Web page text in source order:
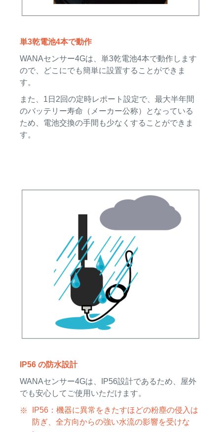
単3乾電池4本で動作
WANAセンサー4Gは、単3乾電池4本で動作します
ので、どこにでも簡単に設置することができま
す。
また、1日2回の定時レポート設定で、最大半年間
のバッテリー寿命（メーカー公称）となっている
ため、電池交換の手間も少なくすることができま
す。
IP56 の防水設計
WANAセンサー4Gは、IP56設計であるため、屋外
でも安心してご使用いただけます。
IP56：機器に異常をきたすほどの粉塵の侵入は
防ぎ、全方向からの強い水流の影響を受けな